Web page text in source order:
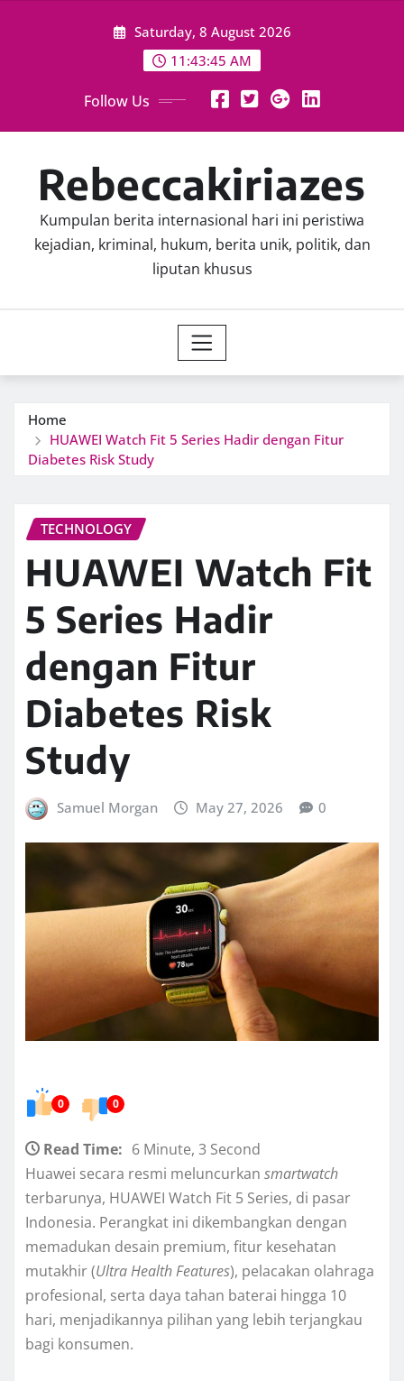
Saturday, 8 August 2026
11:43:46 AM
Follow Us
Rebeccakiriazes
Kumpulan berita internasional hari ini peristiwa
kejadian, kriminal, hukum, berita unik, politik, dan
liputan khusus
Home
HUAWEI Watch Fit 5 Series Hadir dengan Fitur
Diabetes Risk Study
TECHNOLOGY
HUAWEI Watch Fit
5 Series Hadir
dengan Fitur
Diabetes Risk
Study
Samuel Morgan May 27, 2026 0
0 0
Read Time: 6 Minute, 3 Second
Huawei secara resmi meluncurkan smartwatch
terbarunya, HUAWEI Watch Fit 5 Series, di pasar
Indonesia. Perangkat ini dikembangkan dengan
memadukan desain premium, fitur kesehatan
mutakhir (Ultra Health Features), pelacakan olahraga
profesional, serta daya tahan baterai hingga 10
hari, menjadikannya pilihan yang lebih terjangkau
bagi konsumen.